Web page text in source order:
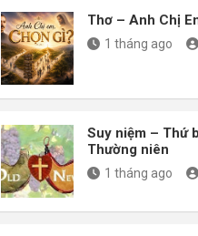
Thơ – Anh Chị
1 tháng ago
Suy niệm – Thứ
Thường niên
1 tháng ago